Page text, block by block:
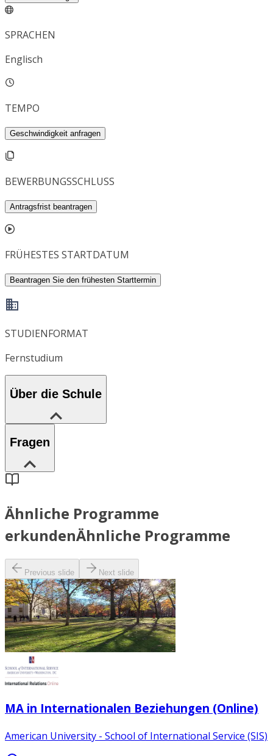
SPRACHEN
Englisch
TEMPO
Geschwindigkeit anfragen
BEWERBUNGSSCHLUSS
Antragsfrist beantragen
FRÜHESTES STARTDATUM
Beantragen Sie den frühesten Starttermin
STUDIENFORMAT
Fernstudium
Über die Schule
Fragen
Ähnliche Programme
erkundenÄhnliche Programme
Previous slide Next slide
MA in Internationalen Beziehungen (Online)
American University - School of International Service (SIS)